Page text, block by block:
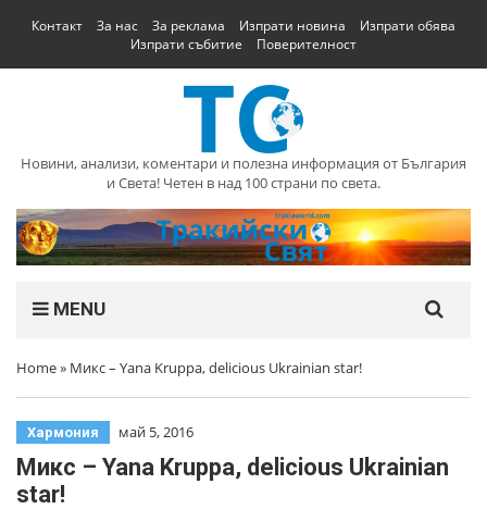
Контакт За нас За реклама Изпрати новина
Изпрати обява
Изпрати събитие
Поверителност
Новини, анализи, коментари и полезна информация от България
и Света! Четен в над 100 страни по света.
MENU
Home» Микс – Yana Kruppa, delicious Ukrainian star!
Хармония май 5, 2016
Микс – Yana Kruppa, delicious Ukrainian
star!